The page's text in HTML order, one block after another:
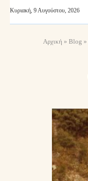
Κυριακή, 9 Αυγούστου, 2026
Αρχική » Blog »